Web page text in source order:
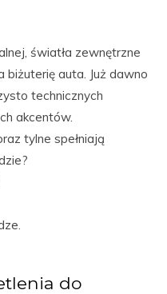
światła zewnętrzne
auta. Już dawno
technicznych
akcentów.
tylne spełniają
do